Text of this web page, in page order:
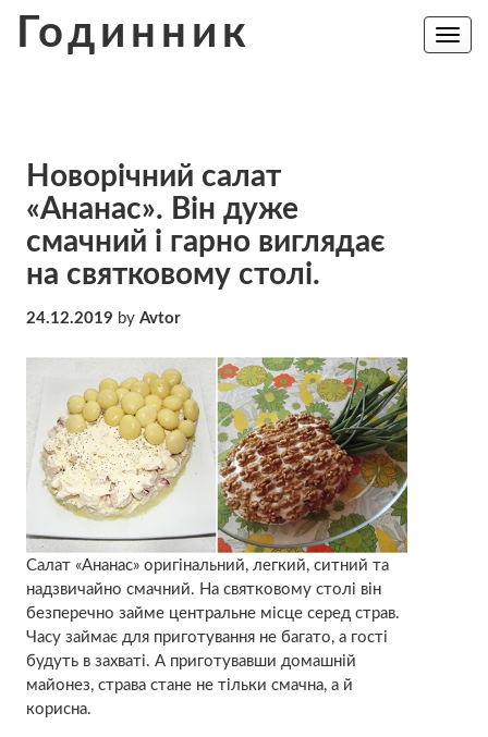
Годинник
Toggle
Новорічний салат
«Ананас». Він дуже
смачний і гарно виглядає
на святковому столі.
24.12.2019 by Avtor
Салат «Ананас» оригінальний, легкий, ситний та
надзвичайно смачний. На святковому столі він
безперечно займе центральне місце серед страв.
Часу займає для приготування не багато, а гості
будуть в захваті. А приготувавши домашній
майонез, страва стане не тільки смачна, а й
корисна.